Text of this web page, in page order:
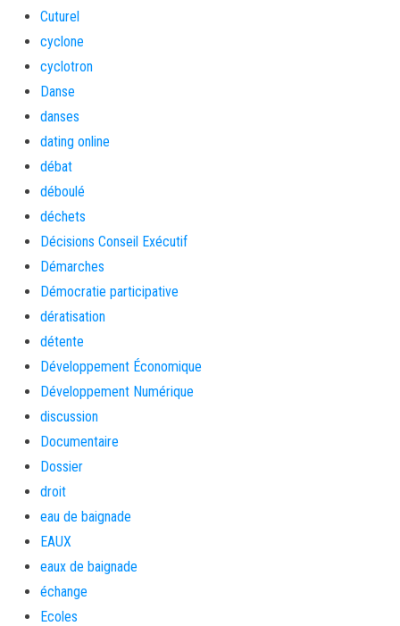
Cuturel
cyclone
cyclotron
Danse
danses
dating online
débat
déboulé
déchets
Décisions Conseil Exécutif
Démarches
Démocratie participative
dératisation
détente
Développement Économique
Développement Numérique
discussion
Documentaire
Dossier
droit
eau de baignade
EAUX
eaux de baignade
échange
Ecoles